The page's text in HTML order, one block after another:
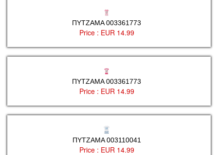
ΠΥΤΖΑΜΑ 003361773
Price : EUR 14.99
ΠΥΤΖΑΜΑ 003361773
Price : EUR 14.99
ΠΥΤΖΑΜΑ 003110041
Price : EUR 14.99